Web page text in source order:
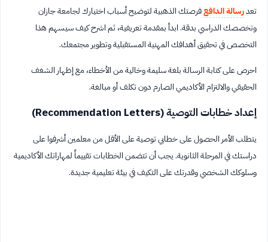
تعدرسالة الدافعفرصتك الذهبية لتوضيح أسباب اختيارك لجامعة جازان
وتخصصك الدراسي بدقة. ابدأ بمقدمة تعريفية، ثم اشرح كيف سيسهم هذا
التخصص في تحقيق أهدافك المهنية المستقبلية وتطوير مجتمعك.
احرص على كتابة الرسالة بلغة سليمة وخالية من الأخطاء، مع إظهار الشغف
الحقيقي والالتزام الأكاديمي الصارم دون تكلف أو مبالغة.
إعداد خطابات التوصية (Recommendation Letters)
يتطلب الأمر الحصول على خطابي توصية على الأقل من معلمين أشرفوا على
دراستك في المرحلة الثانوية. يجب أن تتضمن الخطابات تقييماً لمهاراتك الأكاديمية
وسلوكك الشخصي وقدرتك على التكيف في بيئة تعليمية جديدة.